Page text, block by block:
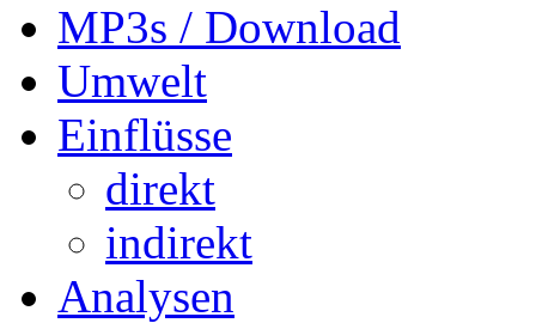
MP3s / Download
Umwelt
Einflüsse
direkt
indirekt
Analysen